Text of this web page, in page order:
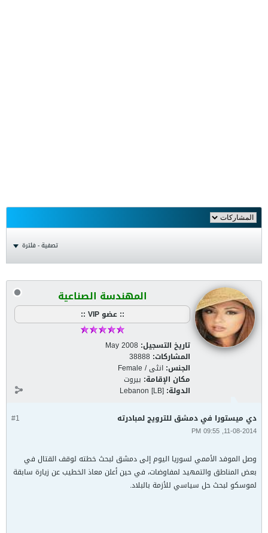
تصفية - فلترة
المهندسة الصناعية
:: عضو VIP ::
تاريخ التسجيل: May 2008
المشاركات: 38888
الجنس: انثى / Female
مكان الإقامة: بيروت
الدولة: Lebanon [LB]
#1 دي ميستورا في دمشق للترويج لمبادرته
11-08-2014, 09:55 PM
وصل الموفد الأممي لسوريا اليوم إلى دمشق لبحث خطته لوقف القتال في
بعض المناطق والتمهيد لمفاوضات، في حين أعلن معاذ الخطيب عن زيارة سابقة
لموسكو لبحث حل سياسي للأزمة بالبلاد.